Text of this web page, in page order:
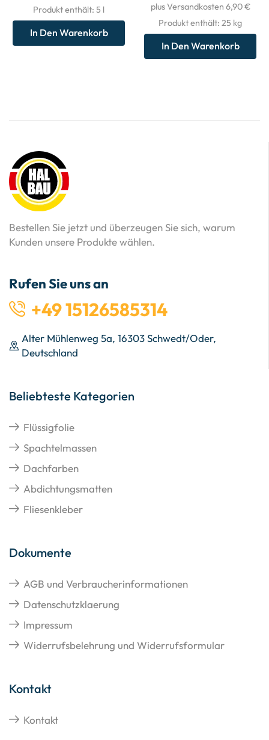
Produkt enthält: 5 l
In Den Warenkorb
plus Versandkosten 6,90 €
Produkt enthält: 25 kg
In Den Warenkorb
Bestellen Sie jetzt und überzeugen Sie sich, warum
Kunden unsere Produkte wählen.
Rufen Sie uns an
+49 15126585314
Alter Mühlenweg 5a, 16303 Schwedt/Oder,
Deutschland
Beliebteste Kategorien
Flüssigfolie
Spachtelmassen
Dachfarben
Abdichtungsmatten
Fliesenkleber
Dokumente
AGB und Verbraucherinformationen
Datenschutzklaerung
Impressum
Widerrufsbelehrung und Widerrufsformular
Kontakt
Kontakt